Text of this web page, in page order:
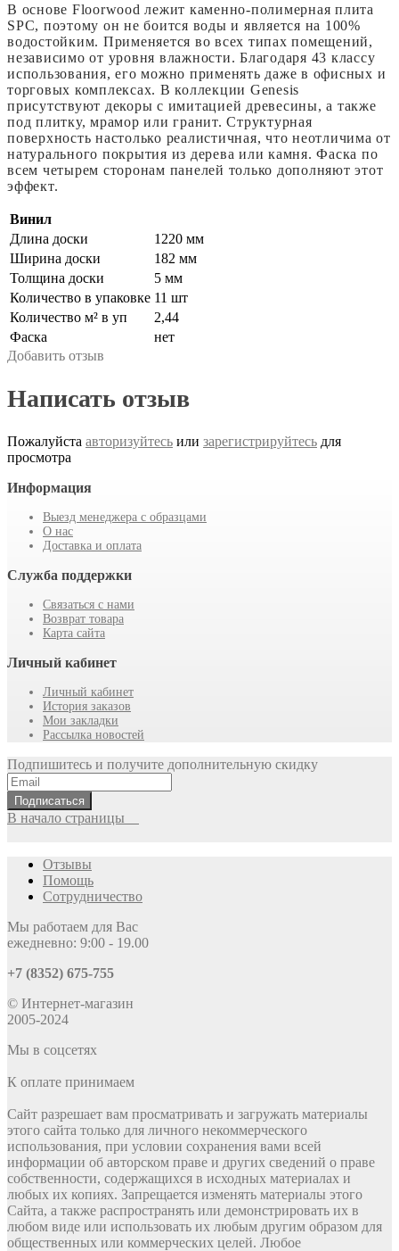
В основе Floorwood лежит каменно-полимерная плита
SPC, поэтому он не боится воды и является на 100%
водостойким. Применяется во всех типах помещений,
независимо от уровня влажности. Благодаря 43 классу
использования, его можно применять даже в офисных и
торговых комплексах. В коллекции Genesis
присутствуют декоры с имитацией древесины, а также
под плитку, мрамор или гранит. Структурная
поверхность настолько реалистичная, что неотличима от
натурального покрытия из дерева или камня. Фаска по
всем четырем сторонам панелей только дополняют этот
эффект.
Винил
Длина доски
1220 мм
Ширина доски
182 мм
Толщина доски
5 мм
Количество в упаковке 11 шт
Количество м² в уп
2,44
Фаска
нет
Добавить отзыв
Написать отзыв
Пожалуйста авторизуйтесь или зарегистрируйтесь для
просмотра
Информация
Выезд менеджера с образцами
О нас
Доставка и оплата
Служба поддержки
Связаться с нами
Возврат товара
Карта сайта
Личный кабинет
Личный кабинет
История заказов
Мои закладки
Рассылка новостей
Подпишитесь и получите дополнительную скидку
Подписаться
В начало страницы
Отзывы
Помощь
Сотрудничество
Мы работаем для Вас
ежедневно: 9:00 - 19.00
+7 (8352) 675-755
© Интернет-магазин
2005-2024
Мы в соцсетях
К оплате принимаем
Сайт разрешает вам просматривать и загружать материалы
этого сайта только для личного некоммерческого
использования, при условии сохранения вами всей
информации об авторском праве и других сведений о праве
собственности, содержащихся в исходных материалах и
любых их копиях. Запрещается изменять материалы этого
Сайта, а также распространять или демонстрировать их в
любом виде или использовать их любым другим образом для
общественных или коммерческих целей. Любое